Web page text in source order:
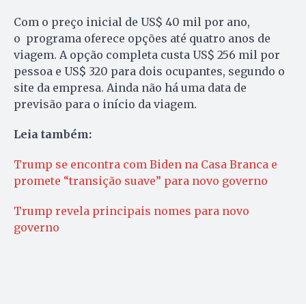
Com o preço inicial de US$ 40 mil por ano,
o programa oferece opções até quatro anos de
viagem. A opção completa custa US$ 256 mil por
pessoa e US$ 320 para dois ocupantes, segundo o
site da empresa. Ainda não há uma data de
previsão para o início da viagem.
Leia também:
Trump se encontra com Biden na Casa Branca e
promete “transição suave” para novo governo
Trump revela principais nomes para novo
governo